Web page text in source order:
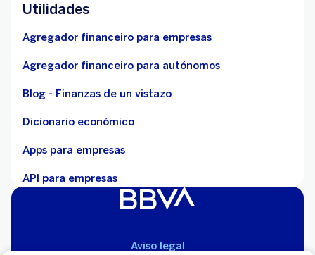
Utilidades
Agregador financeiro para empresas
Agregador financeiro para autónomos
Blog - Finanzas de un vistazo
Dicionario económico
Apps para empresas
API para empresas
Aviso legal